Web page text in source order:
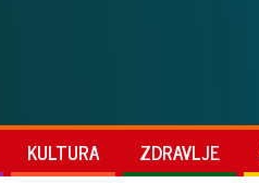
KULTURA ZDRAVLJE